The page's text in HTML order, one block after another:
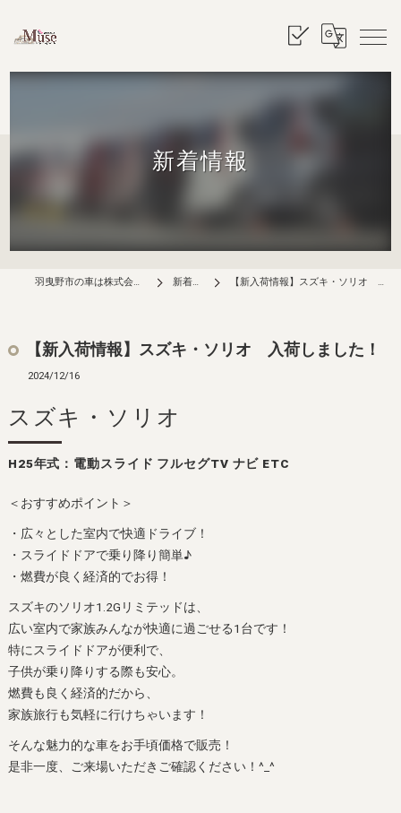
新着情報
羽曳野市の車は株式会社ミューズ 新着情報 【新入荷情報】スズキ・ソリオ 入荷しました！
【新入荷情報】スズキ・ソリオ 入荷しました！
2024/12/16
H25年式：電動スライド フルセグTV ナビ ETC
スズキ・ソリオ
＜おすすめポイント＞
・広々とした室内で快適ドライブ！
・スライドドアで乗り降り簡単♪
・燃費が良く経済的でお得！
スズキのソリオ1.2Gリミテッドは、
広い室内で家族みんなが快適に過ごせる1台です！
特にスライドドアが便利で、
子供が乗り降りする際も安心。
燃費も良く経済的だから、
家族旅行も気軽に行けちゃいます！
そんな魅力的な車をお手頃価格で販売！
是非一度、ご来場いただきご確認ください！^_^